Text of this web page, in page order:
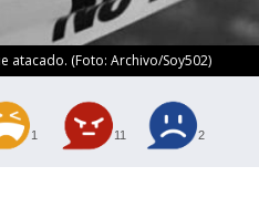
atacado. (Foto: Archivo/Soy502)
1 11 2